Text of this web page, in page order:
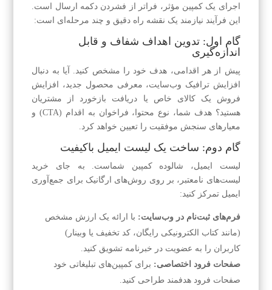
اجرای یک کمپین مؤثر، فراتر از فشردن دکمه ارسال است.
این فرآیند نیازمند یک نقشه راه دقیق و چند مرحله‌ای است:
گام اول: تدوین اهداف شفاف و قابل
اندازه‌گیری
پیش از هر اقدامی، هدف خود را مشخص کنید. آیا به دنبال
افزایش ترافیک وب‌سایت، معرفی محصول جدید، افزایش
فروش یک کالای خاص یا دریافت بازخورد از مشتریان
هستید؟ هدف شما، نوع محتوا، فراخوان به اقدام (CTA) و
معیارهای سنجش موفقیت را تعیین خواهد کرد.
گام دوم: ساخت یک لیست ایمیل باکیفیت
لیست ایمیل، شالوده کمپین شماست. به جای خرید
لیست‌های نامعتبر، بر روی روش‌های ارگانیک برای جمع‌آوری
ایمیل تمرکز کنید:
فرم‌های ثبت‌نام در وب‌سایت: با ارائه یک ارزش مشخص
(مانند کتاب الکترونیکی رایگان، کد تخفیف یا وبینار)
کاربران را به عضویت در خبرنامه تشویق کنید.
صفحات فرود اختصاصی: برای کمپین‌های تبلیغاتی خود
صفحات فرود هدفمند طراحی کنید.